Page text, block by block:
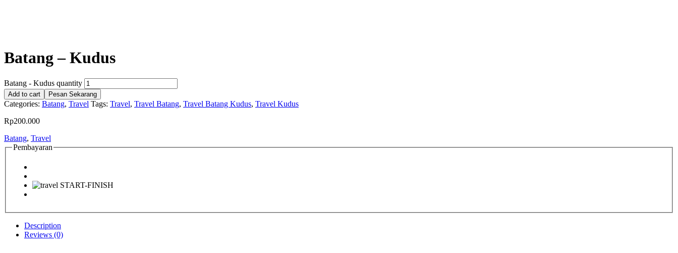
Batang – Kudus
Batang - Kudus quantity
Add to cart Pesan Sekarang
Categories: Batang, Travel Tags: Travel, Travel Batang, Travel Batang Kudus, Travel Kudus
Rp200.000
Batang, Travel
Pembayaran
Description
Reviews (0)